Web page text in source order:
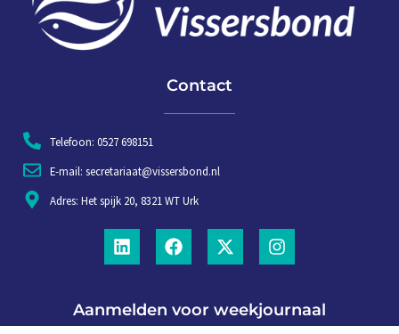
Contact
Telefoon: 0527 698151
E-mail: secretariaat@vissersbond.nl
Adres: Het spijk 20, 8321 WT Urk
Aanmelden voor weekjournaal